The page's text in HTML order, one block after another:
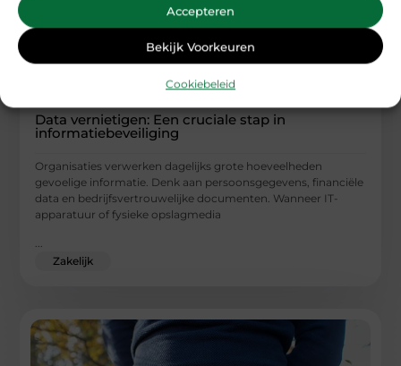
Accepteren
Bekijk Voorkeuren
Cookiebeleid
Data vernietigen: Een cruciale stap in
informatiebeveiliging
Organisaties verwerken dagelijks grote hoeveelheden
gevoelige informatie. Denk aan persoonsgegevens, financiële
data en bedrijfsvertrouwelijke documenten. Wanneer IT-
apparatuur of fysieke opslagmedia
...
Zakelijk